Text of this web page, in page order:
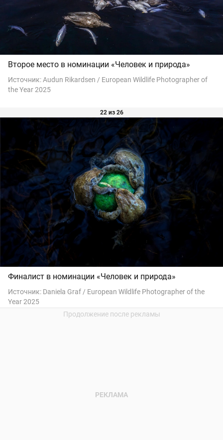
Второе место в номинации «Человек и природа»
Источник:Audun Rikardsen / European Wildlife Photographer of
the Year 2025
22 из 26
Финалист в номинации «Человек и природа»
Источник: Daniela Graf / European Wildlife Photographer of the
Year 2025